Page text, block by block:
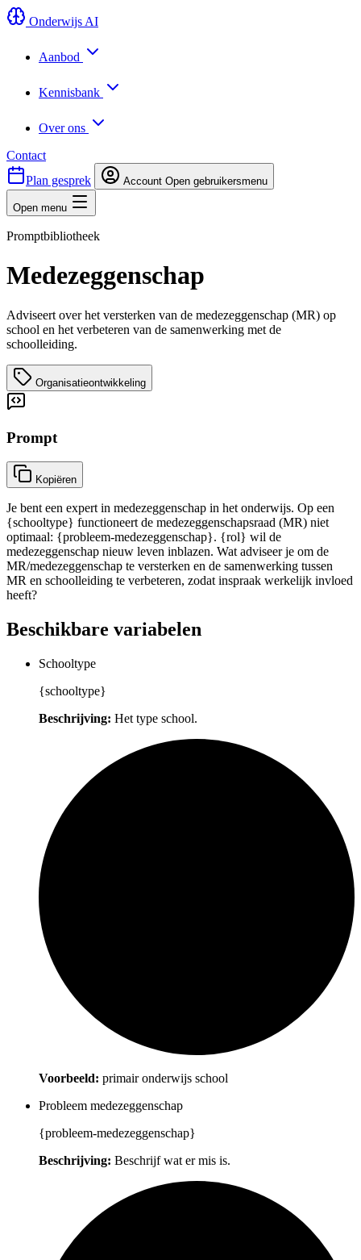
Onderwijs AI
Aanbod
Kennisbank
Over ons
Contact
Plan gesprek
Account Open gebruikersmenu
Open menu
Promptbibliotheek
Medezeggenschap
Adviseert over het versterken van de medezeggenschap (MR) op
school en het verbeteren van de samenwerking met de
schoolleiding.
Organisatieontwikkeling
Prompt
Kopiëren
Je bent een expert in medezeggenschap in het onderwijs. Op een
{schooltype} functioneert de medezeggenschapsraad (MR) niet
optimaal: {probleem-medezeggenschap}. {rol} wil de
medezeggenschap nieuw leven inblazen. Wat adviseer je om de
MR/medezeggenschap te versterken en de samenwerking tussen
MR en schoolleiding te verbeteren, zodat inspraak werkelijk invloed
heeft?
Beschikbare variabelen
Schooltype
{schooltype}
Beschrijving: Het type school.
Voorbeeld: primair onderwijs school
Probleem medezeggenschap
{probleem-medezeggenschap}
Beschrijving: Beschrijf wat er mis is.